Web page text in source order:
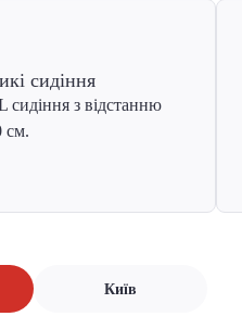
сидіння
з відстанню
см.
Київ